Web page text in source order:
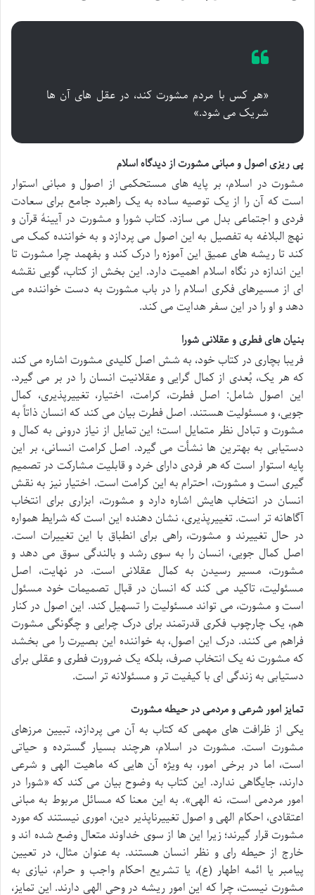
«هر کس با مردم مشورت کند، در عقل های آن ها
شریک می شود.»
پی ریزی اصول و مبانی مشورت از دیدگاه اسلام
مشورت در اسلام، بر پایه های مستحکمی از اصول و مبانی استوار
است که آن را از یک توصیه ساده به یک راهبرد جامع برای سعادت
فردی و اجتماعی بدل می سازد. کتاب شورا و مشورت در آیینۀ قرآن و
نهج البلاغه به تفصیل به این اصول می پردازد و به خواننده کمک می
کند تا ریشه های عمیق این آموزه را درک کند و بفهمد چرا مشورت تا
این اندازه در نگاه اسلام اهمیت دارد. این بخش از کتاب، گویی نقشه
ای از مسیرهای فکری اسلام را در باب مشورت به دست خواننده می
دهد و او را در این سفر هدایت می کند.
بنیان های فطری و عقلانی شورا
فریبا بچاری در کتاب خود، به شش اصل کلیدی مشورت اشاره می کند
که هر یک، بُعدی از کمال گرایی و عقلانیت انسان را در بر می گیرد.
این اصول شامل: اصل فطرت، کرامت، اختیار، تغییرپذیری، کمال
جویی، و مسئولیت هستند. اصل فطرت بیان می کند که انسان ذاتاً به
مشورت و تبادل نظر متمایل است؛ این تمایل از نیاز درونی به کمال و
دستیابی به بهترین ها نشأت می گیرد. اصل کرامت انسانی، بر این
پایه استوار است که هر فردی دارای خرد و قابلیت مشارکت در تصمیم
گیری است و مشورت، احترام به این کرامت است. اختیار نیز به نقش
انسان در انتخاب هایش اشاره دارد و مشورت، ابزاری برای انتخاب
آگاهانه تر است. تغییرپذیری، نشان دهنده این است که شرایط همواره
در حال تغییرند و مشورت، راهی برای انطباق با این تغییرات است.
اصل کمال جویی، انسان را به سوی رشد و بالندگی سوق می دهد و
مشورت، مسیر رسیدن به کمال عقلانی است. در نهایت، اصل
مسئولیت، تاکید می کند که انسان در قبال تصمیمات خود مسئول
است و مشورت، می تواند مسئولیت را تسهیل کند. این اصول در کنار
هم، یک چارچوب فکری قدرتمند برای درک چرایی و چگونگی مشورت
فراهم می کنند. درک این اصول، به خواننده این بصیرت را می بخشد
که مشورت نه یک انتخاب صرف، بلکه یک ضرورت فطری و عقلی برای
دستیابی به زندگی ای با کیفیت تر و مسئولانه تر است.
تمایز امور شرعی و مردمی در حیطه مشورت
یکی از ظرافت های مهمی که کتاب به آن می پردازد، تبیین مرزهای
مشورت است. مشورت در اسلام، هرچند بسیار گسترده و حیاتی
است، اما در برخی امور، به ویژه آن هایی که ماهیت الهی و شرعی
دارند، جایگاهی ندارد. این کتاب به وضوح بیان می کند که «شورا در
امور مردمی است، نه الهی». به این معنا که مسائل مربوط به مبانی
اعتقادی، احکام الهی و اصول تغییرناپذیر دین، اموری نیستند که مورد
مشورت قرار گیرند؛ زیرا این ها از سوی خداوند متعال وضع شده اند و
خارج از حیطه رای و نظر انسان هستند. به عنوان مثال، در تعیین
پیامبر یا ائمه اطهار (ع)، یا تشریع احکام واجب و حرام، نیازی به
مشورت نیست، چرا که این امور ریشه در وحی الهی دارند. این تمایز،